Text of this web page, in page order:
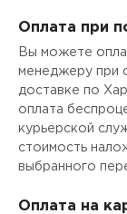
Оплата при
Вы можете
менеджеру при
доставке по
оплата
курьерской
стоимость
выбранного
Оплата на